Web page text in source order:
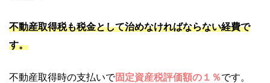
不動産取得税も税金として治めなければならない経費で
す。
不動産取得時の支払いで固定資産税評価額の１％です。